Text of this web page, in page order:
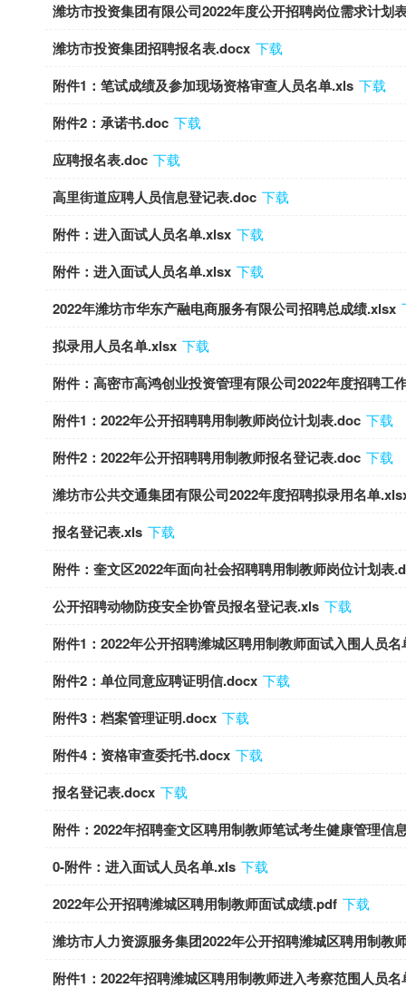
潍坊市投资集团有限公司2022年度公开招聘岗位需求计划
潍坊市投资集团招聘报名表.docx 下载
附件1：笔试成绩及参加现场资格审查人员名单.xls 下载
附件2：承诺书.doc 下载
应聘报名表.doc 下载
高里街道应聘人员信息登记表.doc 下载
附件：进入面试人员名单.xlsx 下载
附件：进入面试人员名单.xlsx 下载
2022年潍坊市华东产融电商服务有限公司招聘总成绩.xlsx
拟录用人员名单.xlsx 下载
附件：高密市高鸿创业投资管理有限公司2022年度招聘工
附件1：2022年公开招聘聘用制教师岗位计划表.doc 下载
附件2：2022年公开招聘聘用制教师报名登记表.doc 下载
潍坊市公共交通集团有限公司2022年度招聘拟录用名单
报名登记表.xls 下载
附件：奎文区2022年面向社会招聘聘用制教师岗位计划表
公开招聘动物防疫安全协管员报名登记表.xls 下载
附件1：2022年公开招聘潍城区聘用制教师面试入围人员
附件2：单位同意应聘证明信.docx 下载
附件3：档案管理证明.docx 下载
附件4：资格审查委托书.docx 下载
报名登记表.docx 下载
附件：2022年招聘奎文区聘用制教师笔试考生健康管理信
0-附件：进入面试人员名单.xls 下载
2022年公开招聘潍城区聘用制教师面试成绩.pdf 下载
潍坊市人力资源服务集团2022年公开招聘潍城区聘用制教
附件1：2022年招聘潍城区聘用制教师进入考察范围人员